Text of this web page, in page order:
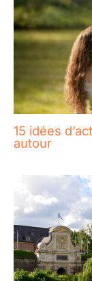
15 idées
autour